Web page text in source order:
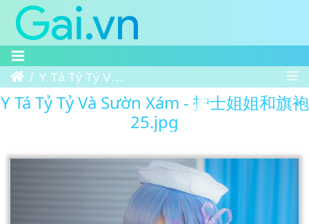
Trang chủY Tá Tỷ Tỷ Và Sườn Xám - 护士姐姐和旗袍 25
Y Tá Tỷ Tỷ Và Sườn Xám - 护士姐姐和旗袍
25.jpg